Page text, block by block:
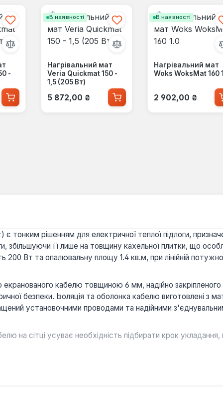
-
В наявності
Нагрівальний мат
Veria Quickmat 150 -
1,5 (205 Вт)
Звичайна ціна:
5 872,00 ₴
В наявності
Нагрівальний мат
Woks WoksMat 160
Звичайна ціна:
2 902,00 ₴
тонким рішенням для електричної теплої підлоги,
збільшуючи її лише на товщину кахельної плитки, що
Вт та опалювальну площу 1.4 кв.м, при лінійній
кабелю товщиною 6 мм, надійно закріпленого
безпеки. Ізоляція та оболонка кабелю виготовлені з
установочними проводами та надійними
на сітці усуває необхідність підбирати крок